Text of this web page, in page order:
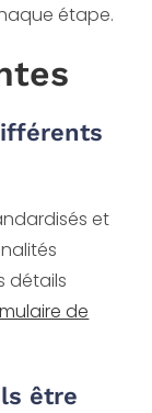
étape.
et
détails
de
être